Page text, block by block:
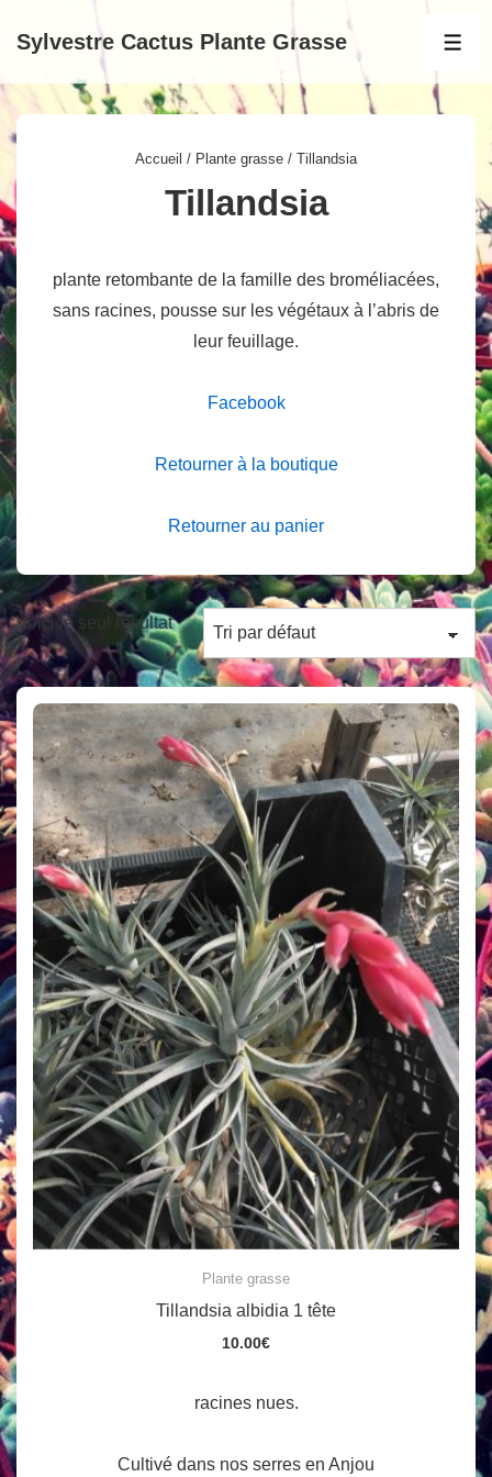
passer
contenu
principal
Sylvestre Cactus Plante Grasse
Accueil / Plante grasse / Tillandsia
Tillandsia
plante retombante de la famille des broméliacées,
sans racines, pousse sur les végétaux à l’abris de
leur feuillage.
Facebook
Retourner à la boutique
Retourner au panier
Voici le seul résultat
Plante grasse
Tillandsia albidia 1 tête
10.00€
racines nues.
Cultivé dans nos serres en Anjou